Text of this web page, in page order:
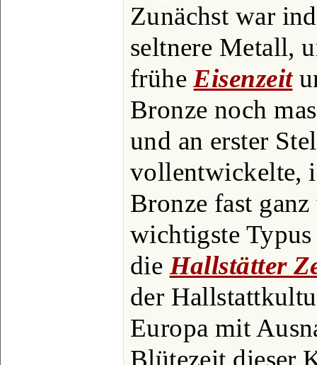
Zunächst war
seltnere Metall,
früheEisenzeit
Bronze noch
und an erster
vollentwickelte,
Bronze fast
wichtigste
die Hallstätter
der
Europa mit
Blütezeit dieser